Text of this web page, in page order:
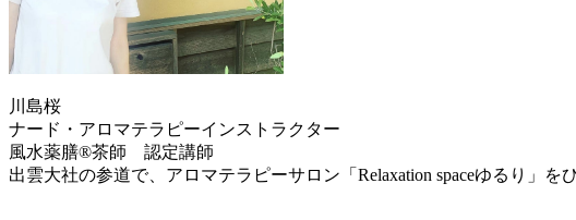
川島桜
ナード・アロマテラピーインストラクター
風水薬膳®茶師 認定講師
出雲大社の参道で、アロマテラピーサロン「Relaxation spaceゆるり」を